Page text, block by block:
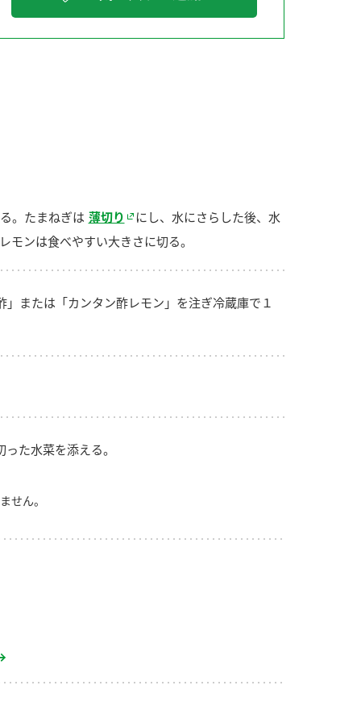
。たまねぎは 薄切り
にし、水にさらした後、水
モンは食べやすい大きさに切る。
」または「カンタン酢レモン」を注ぎ冷蔵庫で１
た水菜を添える。
せん。